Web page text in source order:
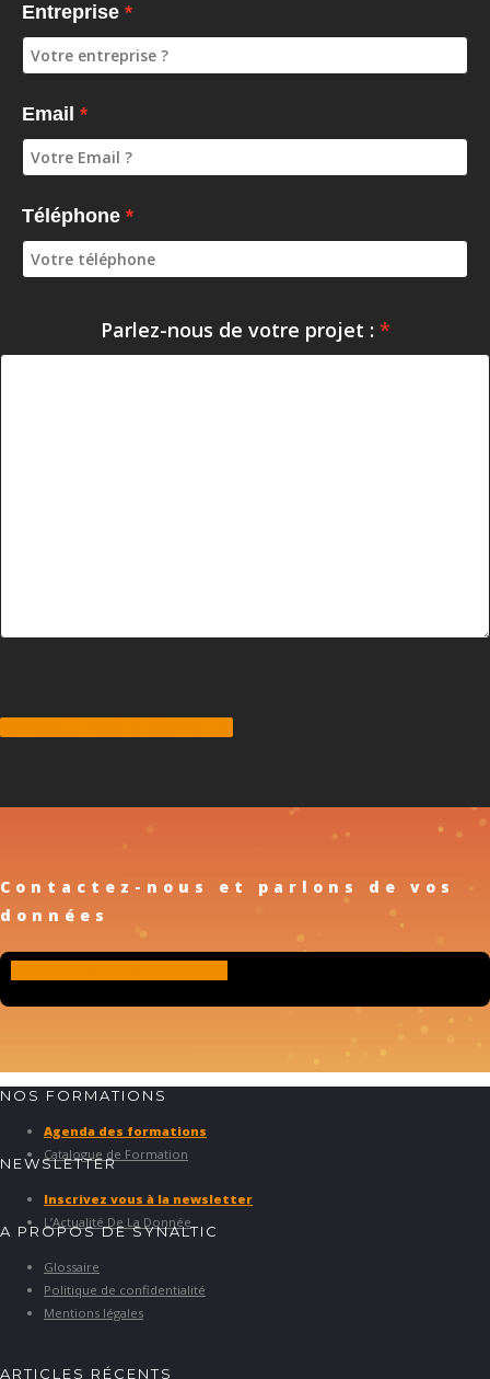
Entreprise
Email
Téléphone
Parlez-nous de votre projet :
Contactez-nous et parlons de vos
données
NOS FORMATIONS
Agenda des formations
Catalogue de Formation
NEWSLETTER
Inscrivez vous à la newsletter
L’Actualité De La Donnée
A PROPOS DE SYNALTIC
Glossaire
Politique de confidentialité
Mentions légales
ARTICLES RÉCENTS